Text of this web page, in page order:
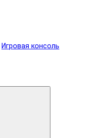
Игровая консоль